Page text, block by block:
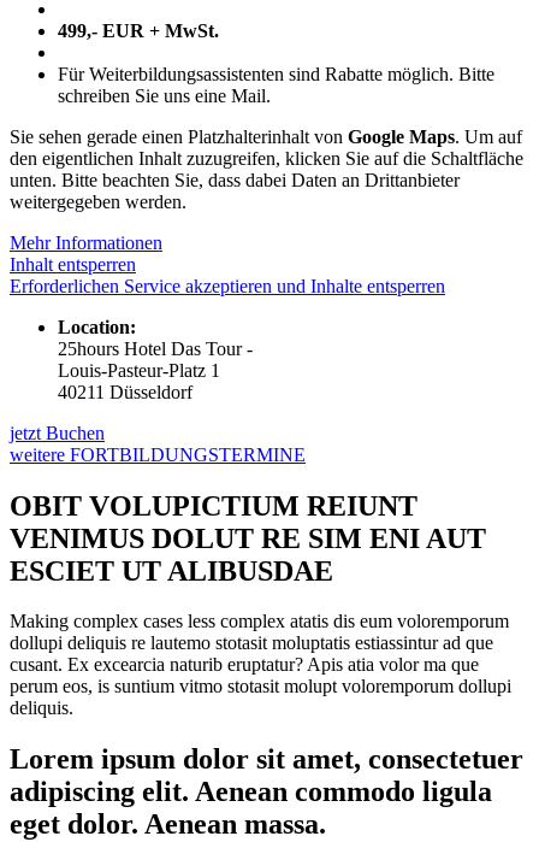
499,- EUR + MwSt.
Für Weiterbildungsassistenten sind Rabatte möglich. Bitte
schreiben Sie uns eine Mail.
Sie sehen gerade einen Platzhalterinhalt von Google Maps. Um auf
den eigentlichen Inhalt zuzugreifen, klicken Sie auf die Schaltfläche
unten. Bitte beachten Sie, dass dabei Daten an Drittanbieter
weitergegeben werden.
Mehr Informationen
Inhalt entsperren
Erforderlichen Service akzeptieren und Inhalte entsperren
Location:
25hours Hotel Das Tour -
Louis-Pasteur-Platz 1
40211 Düsseldorf
jetzt Buchen
weitere FORTBILDUNGSTERMINE
OBIT VOLUPICTIUM REIUNT
VENIMUS DOLUT RE SIM ENI AUT
ESCIET UT ALIBUSDAE
Making complex cases less complex atatis dis eum voloremporum
dollupi deliquis re lautemo stotasit moluptatis estiassintur ad que
cusant. Ex excearcia naturib eruptatur? Apis atia volor ma que
perum eos, is suntium vitmo stotasit molupt voloremporum dollupi
deliquis.
Lorem ipsum dolor sit amet, consectetuer
adipiscing elit. Aenean commodo ligula
eget dolor. Aenean massa.